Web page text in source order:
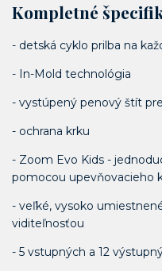
Kompletné
- detská cyklo prilba na
- In-Mold technológia
- vystúpený penový štít
- ochrana krku
- Zoom Evo Kids -
pomocou upevňovacieho
- veľké, vysoko
viditeľnosťou
- 5 vstupných a 12